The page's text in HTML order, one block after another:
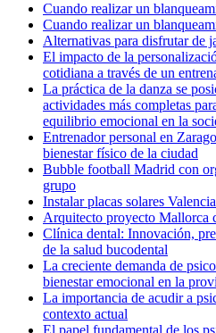
Cuando realizar un
Cuando realizar un
Alternativas para disfrutar de
El impacto de la
cotidiana a través de un
La práctica de la danza se
actividades más completas
equilibrio emocional en la
Entrenador personal en
bienestar físico de la ciudad
Bubble football Madrid con
grupo
Instalar placas solares
Arquitecto proyecto Mallorca
Clínica dental: Innovación,
de la salud bucodental
La creciente demanda de
bienestar emocional en la
La importancia de acudir a
contexto actual